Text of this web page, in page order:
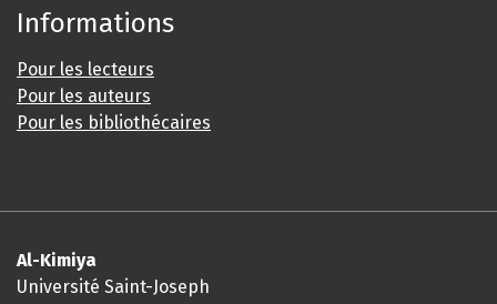
Informations
Pour les lecteurs
Pour les auteurs
Pour les bibliothécaires
Al-Kimiya
Université Saint-Joseph